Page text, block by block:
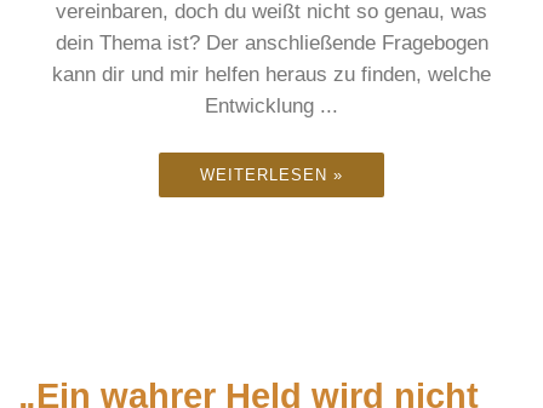
vereinbaren, doch du weißt nicht so genau, was
dein Thema ist? Der anschließende Fragebogen
kann dir und mir helfen heraus zu finden, welche
Entwicklung ...
WEITERLESEN »
„Ein wahrer Held wird nicht